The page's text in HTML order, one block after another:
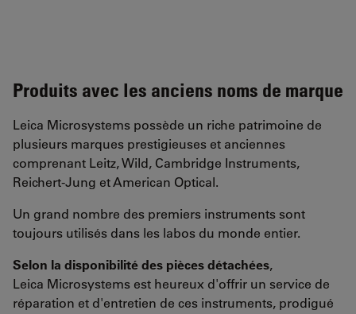
Produits avec les anciens noms de marque
Leica Microsystems possède un riche patrimoine de
plusieurs marques prestigieuses et anciennes
comprenant Leitz, Wild, Cambridge Instruments,
Reichert-Jung et American Optical.
Un grand nombre des premiers instruments sont
toujours utilisés dans les labos du monde entier.
Selon la disponibilité des pièces détachées,
Leica Microsystems est heureux d'offrir un service de
réparation et d'entretien de ces instruments, prodigué